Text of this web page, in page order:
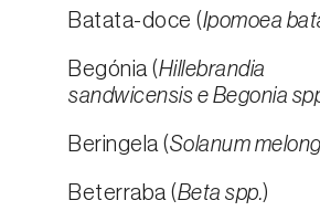
Batata-doce (Ipomoea
Begónia (Hillebrandia
sandwicensis e Begonia
Beringela (Solanum
Beterraba (Beta spp.)